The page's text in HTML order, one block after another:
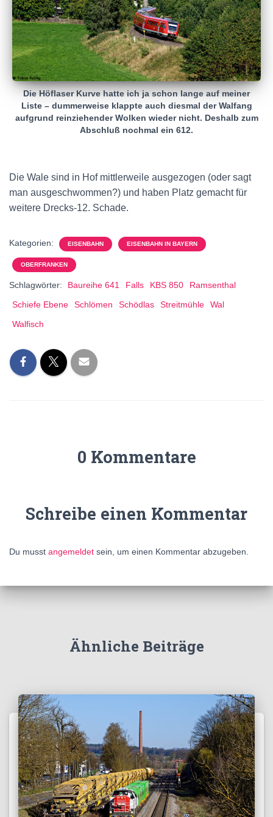
Die Höflaser Kurve hatte ich ja schon lange auf meiner
Liste – dummerweise klappte auch diesmal der Walfang
aufgrund reinziehender Wolken wieder nicht. Deshalb zum
Abschluß nochmal ein 612.
Die Wale sind in Hof mittlerweile ausgezogen (oder sagt
man ausgeschwommen?) und haben Platz gemacht für
weitere Drecks-12. Schade.
Kategorien: EISENBAHN EISENBAHN IN BAYERN
OBERFRANKEN
Schlagwörter: Baureihe 641 Falls KBS 850
Ramsenthal
Schiefe Ebene
Schlömen Schödlas Streitmühle
Wal
Walfisch
0 Kommentare
Schreibe einen Kommentar
Du musst angemeldet sein, um einen Kommentar abzugeben.
Ähnliche Beiträge